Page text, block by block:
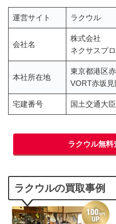
運営サイト ラクウル
会社名
株式会社
ネクサスプ
本社所在地
東京都港区
VORT赤坂見
宅建番号 国土交通大
ラクウル無料
ラクウルの買取事例